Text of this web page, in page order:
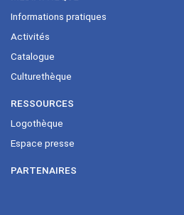
Informations pratiques
Activités
Catalogue
Culturethèque
RESSOURCES
Logothèque
Espace presse
PARTENAIRES